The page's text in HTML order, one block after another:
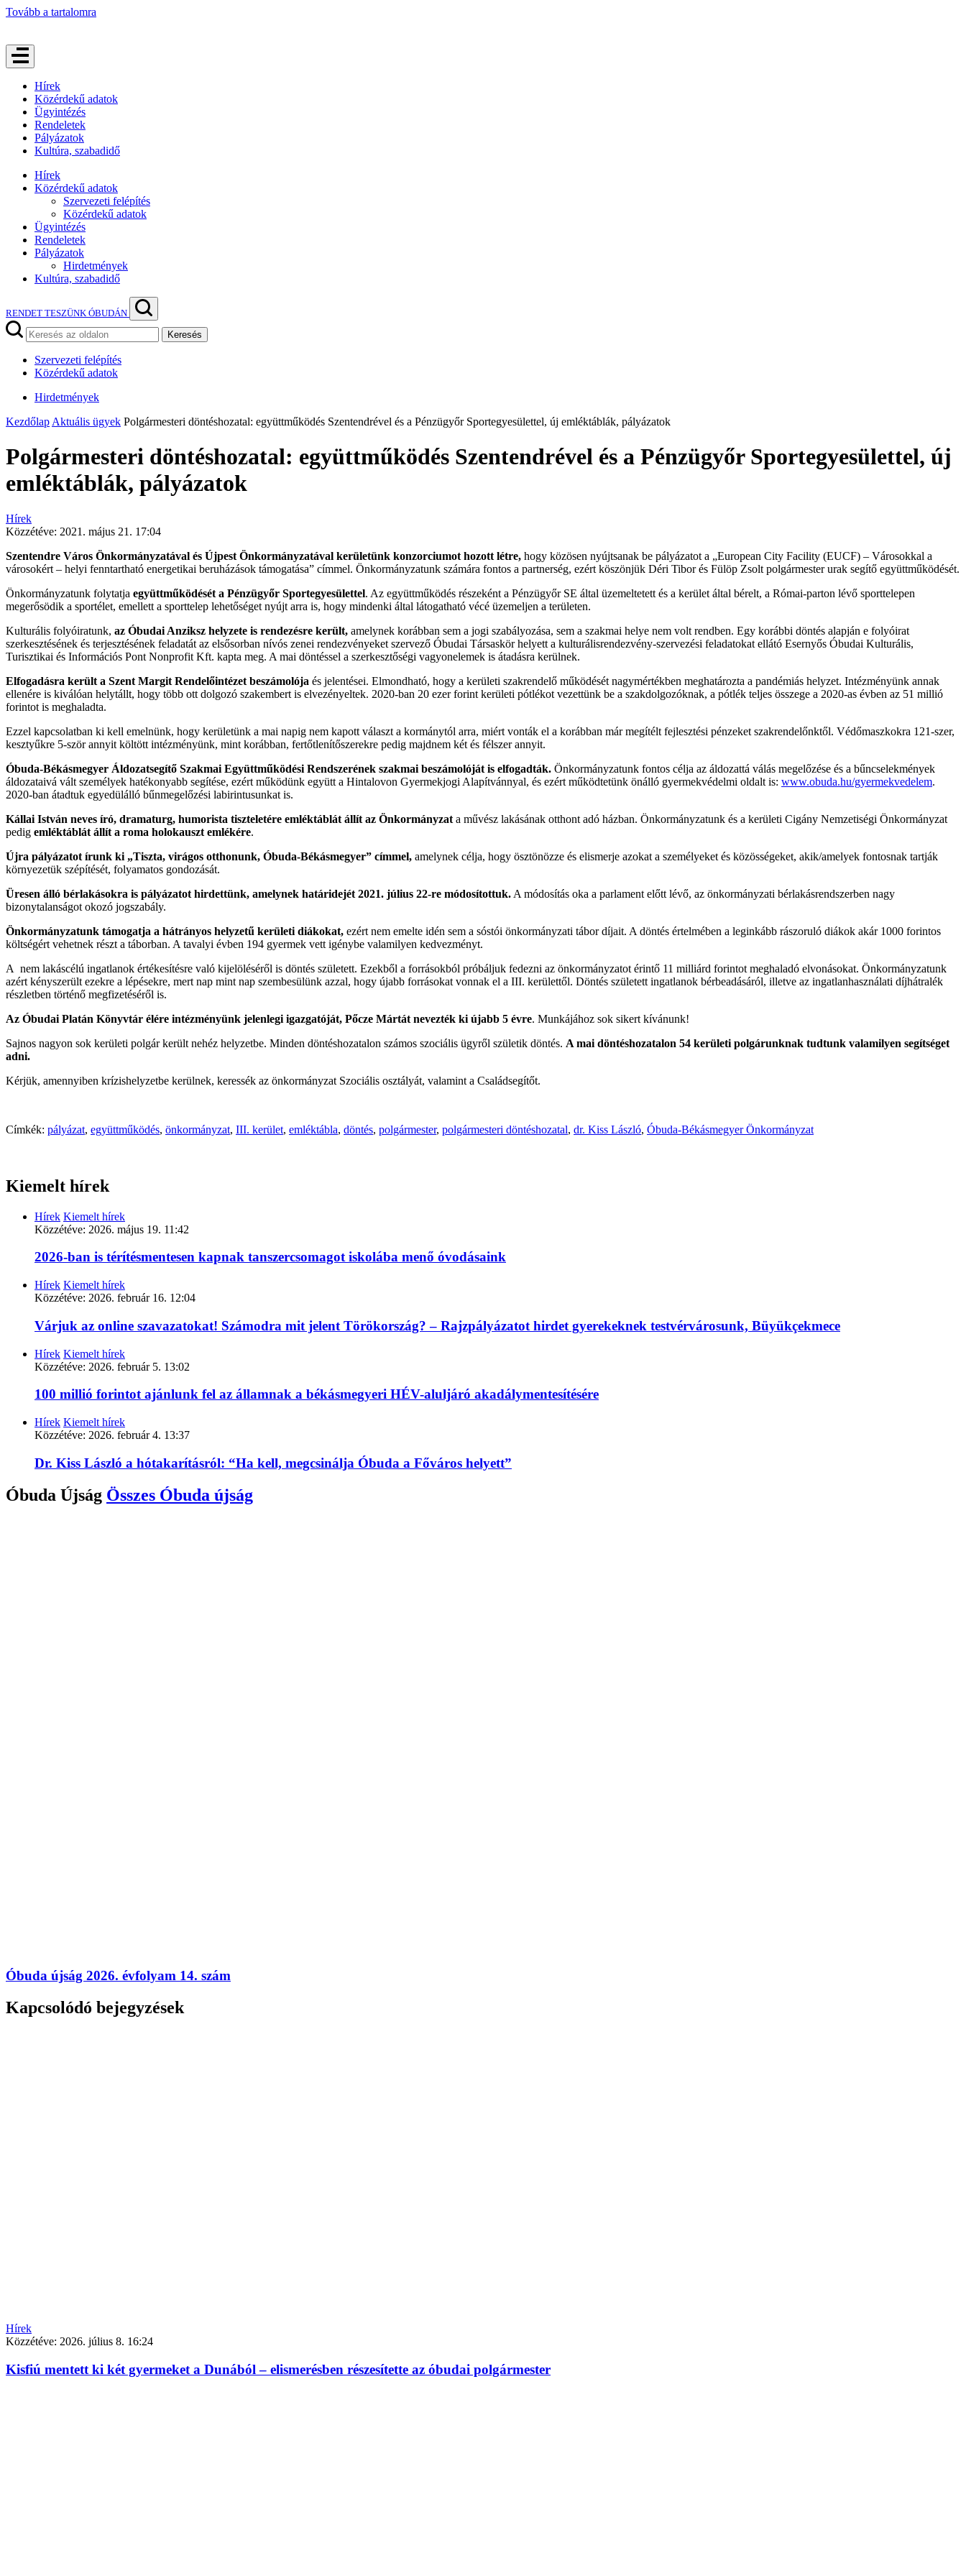
Tovább a tartalomra
Hírek
Közérdekű adatok
Ügyintézés
Rendeletek
Pályázatok
Kultúra, szabadidő
Hírek
Közérdekű adatok
Szervezeti felépítés
Közérdekű adatok
Ügyintézés
Rendeletek
Pályázatok
Hirdetmények
Kultúra, szabadidő
RENDET TESZÜNK ÓBUDÁN
Keresés
Szervezeti felépítés
Közérdekű adatok
Hirdetmények
Kezdőlap Aktuális ügyek Polgármesteri döntéshozatal: együttműködés Szentendrével és a Pénzügyőr Sportegyesülettel, új emléktáblák, pályázatok
Polgármesteri döntéshozatal: együttműködés Szentendrével és a Pénzügyőr Sportegyesülettel, új
emléktáblák, pályázatok
Hírek
Közzétéve: 2021. május 21. 17:04
Szentendre Város Önkormányzatával és Újpest Önkormányzatával kerületünk konzorciumot hozott létre, hogy közösen nyújtsanak be pályázatot a „European City Facility (EUCF) – Városokkal a
városokért – helyi fenntartható energetikai beruházások támogatása” címmel. Önkormányzatunk számára fontos a partnerség, ezért köszönjük Déri Tibor és Fülöp Zsolt polgármester urak segítő együttműködését.
Önkormányzatunk folytatja együttműködését a Pénzügyőr Sportegyesülettel. Az együttműködés részeként a Pénzügyőr SE által üzemeltetett és a kerület által bérelt, a Római-parton lévő sporttelepen
megerősödik a sportélet, emellett a sporttelep lehetőséget nyújt arra is, hogy mindenki által látogatható vécé üzemeljen a területen.
Kulturális folyóiratunk, az Óbudai Anziksz helyzete is rendezésre került, amelynek korábban sem a jogi szabályozása, sem a szakmai helye nem volt rendben. Egy korábbi döntés alapján e folyóirat
szerkesztésének és terjesztésének feladatát az elsősorban nívós zenei rendezvényeket szervező Óbudai Társaskör helyett a kulturálisrendezvény-szervezési feladatokat ellátó Esernyős Óbudai Kulturális,
Turisztikai és Információs Pont Nonprofit Kft. kapta meg. A mai döntéssel a szerkesztőségi vagyonelemek is átadásra kerülnek.
Elfogadásra került a Szent Margit Rendelőintézet beszámolója és jelentései. Elmondható, hogy a kerületi szakrendelő működését nagymértékben meghatározta a pandémiás helyzet. Intézményünk annak
ellenére is kiválóan helytállt, hogy több ott dolgozó szakembert is elvezényeltek. 2020-ban 20 ezer forint kerületi pótlékot vezettünk be a szakdolgozóknak, a pótlék teljes összege a 2020-as évben az 51 millió
forintot is meghaladta.
Ezzel kapcsolatban ki kell emelnünk, hogy kerületünk a mai napig nem kapott választ a kormánytól arra, miért vonták el a korábban már megítélt fejlesztési pénzeket szakrendelőnktől. Védőmaszkokra 121-szer,
kesztyűkre 5-ször annyit költött intézményünk, mint korábban, fertőtlenítőszerekre pedig majdnem két és félszer annyit.
Óbuda-Békásmegyer Áldozatsegítő Szakmai Együttműködési Rendszerének szakmai beszámolóját is elfogadták. Önkormányzatunk fontos célja az áldozattá válás megelőzése és a bűncselekmények
áldozataivá vált személyek hatékonyabb segítése, ezért működünk együtt a Hintalovon Gyermekjogi Alapítvánnyal, és ezért működtetünk önálló gyermekvédelmi oldalt is: www.obuda.hu/gyermekvedelem.
2020-ban átadtuk egyedülálló bűnmegelőzési labirintusunkat is.
Kállai István neves író, dramaturg, humorista tiszteletére emléktáblát állít az Önkormányzat a művész lakásának otthont adó házban. Önkormányzatunk és a kerületi Cigány Nemzetiségi Önkormányzat
pedig emléktáblát állít a roma holokauszt emlékére.
Újra pályázatot írunk ki „Tiszta, virágos otthonunk, Óbuda-Békásmegyer” címmel, amelynek célja, hogy ösztönözze és elismerje azokat a személyeket és közösségeket, akik/amelyek fontosnak tartják
környezetük szépítését, folyamatos gondozását.
Üresen álló bérlakásokra is pályázatot hirdettünk, amelynek határidejét 2021. július 22-re módosítottuk. A módosítás oka a parlament előtt lévő, az önkormányzati bérlakásrendszerben nagy
bizonytalanságot okozó jogszabály.
Önkormányzatunk támogatja a hátrányos helyzetű kerületi diákokat, ezért nem emelte idén sem a sóstói önkormányzati tábor díjait. A döntés értelmében a leginkább rászoruló diákok akár 1000 forintos
költségért vehetnek részt a táborban. A tavalyi évben 194 gyermek vett igénybe valamilyen kedvezményt.
A nem lakáscélú ingatlanok értékesítésre való kijelöléséről is döntés született. Ezekből a forrásokból próbáljuk fedezni az önkormányzatot érintő 11 milliárd forintot meghaladó elvonásokat. Önkormányzatunk
azért kényszerült ezekre a lépésekre, mert nap mint nap szembesülünk azzal, hogy újabb forrásokat vonnak el a III. kerülettől. Döntés született ingatlanok bérbeadásáról, illetve az ingatlanhasználati díjhátralék
részletben történő megfizetéséről is.
Az Óbudai Platán Könyvtár élére intézményünk jelenlegi igazgatóját, Pőcze Mártát nevezték ki újabb 5 évre. Munkájához sok sikert kívánunk!
Sajnos nagyon sok kerületi polgár került nehéz helyzetbe. Minden döntéshozatalon számos szociális ügyről születik döntés. A mai döntéshozatalon 54 kerületi polgárunknak tudtunk valamilyen segítséget
adni.
Kérjük, amennyiben krízishelyzetbe kerülnek, keressék az önkormányzat Szociális osztályát, valamint a Családsegítőt.
Címkék: pályázat, együttműködés, önkormányzat, III. kerület, emléktábla, döntés, polgármester, polgármesteri döntéshozatal, dr. Kiss László, Óbuda-Békásmegyer Önkormányzat
Kiemelt hírek
Hírek Kiemelt hírek
Közzétéve: 2026. május 19. 11:42
2026-ban is térítésmentesen kapnak tanszercsomagot iskolába menő óvodásaink
Hírek Kiemelt hírek
Közzétéve: 2026. február 16. 12:04
Várjuk az online szavazatokat! Számodra mit jelent Törökország? – Rajzpályázatot hirdet gyerekeknek testvérvárosunk, Büyükçekmece
Hírek Kiemelt hírek
Közzétéve: 2026. február 5. 13:02
100 millió forintot ajánlunk fel az államnak a békásmegyeri HÉV-aluljáró akadálymentesítésére
Hírek Kiemelt hírek
Közzétéve: 2026. február 4. 13:37
Dr. Kiss László a hótakarításról: “Ha kell, megcsinálja Óbuda a Főváros helyett”
Óbuda Újság Összes Óbuda újság
Óbuda újság 2026. évfolyam 14. szám
Kapcsolódó bejegyzések
Hírek
Közzétéve: 2026. július 8. 16:24
Kisfiú mentett ki két gyermeket a Dunából – elismerésben részesítette az óbudai polgármester